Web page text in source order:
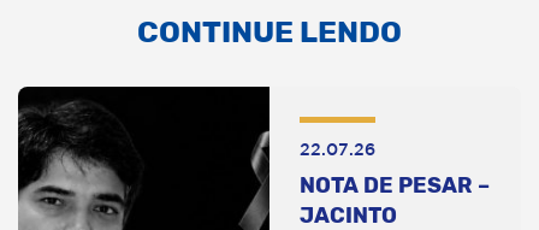
CONTINUE LENDO
22.07.26
NOTA DE PESAR –
JACINTO